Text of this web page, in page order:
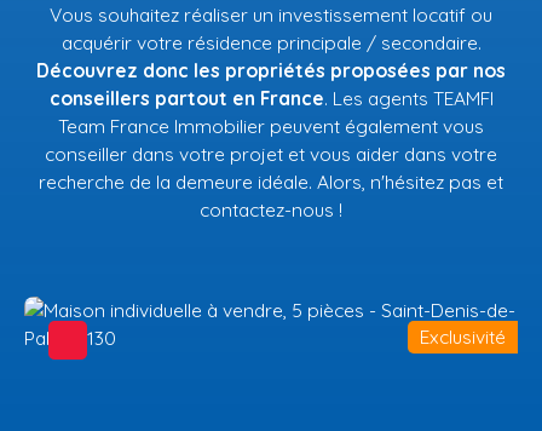
Vous souhaitez réaliser un investissement locatif ou
acquérir votre résidence principale / secondaire.
Découvrez donc les propriétés proposées par nos
conseillers partout en France. Les agents TEAMFI
Team France Immobilier peuvent également vous
conseiller dans votre projet et vous aider dans votre
recherche de la demeure idéale. Alors, n'hésitez pas et
contactez-nous !
Exclusivité